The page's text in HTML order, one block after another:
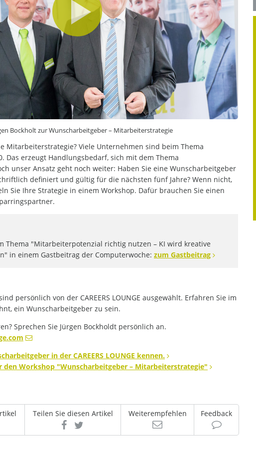
Bockholt zur Wunscharbeitgeber – Mitarbeiterstrategie
Mitarbeiterstrategie? Viele Unternehmen sind beim Thema
Das erzeugt Handlungsbedarf, sich mit dem Thema
unser Ansatz geht noch weiter: Haben Sie eine Wunscharbeitgeber
definiert und gültig für die nächsten fünf Jahre? Wenn nicht,
Sie Ihre Strategie in einem Workshop. Dafür brauchen Sie einen
Thema "Mitarbeiterpotenzial richtig nutzen – KI wird kreative
in einem Gastbeitrag der Computerwoche: zum Gastbeitrag
persönlich von der CAREERS LOUNGE ausgewählt. Erfahren Sie im
ein Wunscharbeitgeber zu sein.
Sprechen Sie Jürgen Bockholdt persönlich an.
in der CAREERS LOUNGE kennen.
den Workshop "Wunscharbeitgeber – Mitarbeiterstrategie"
Teilen Sie diesen Artikel Weiterempfehlen Feedback